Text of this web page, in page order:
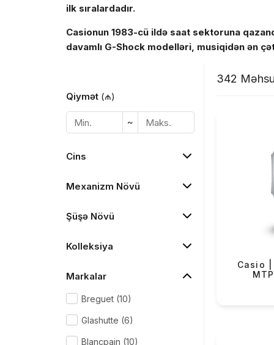
ilk sıralardadır.
Casionun 1983-cü ildə saat sektoruna
davamlı G-Shock modelləri, musiqidən ən
maraqlı və şık dizaynlari ilə yanı sıra, su
modellərdə titan, çəlik, polad, plastik və
keyfiyyətli dərilərdən də istifadə olunur.
işgüzar bəylərin vazkeçilməzidir. Baby-G
kombin yarada, Sheen modelləri ilə kübar
tamamlaya bilərsiniz.
Qiymət (₼)
~
Cins
Mexanizm Növü
Şüşə Növü
Kolleksiya
Markalar
Breguet (10)
Glashutte (6)
Blancpain (10)
342
Casio